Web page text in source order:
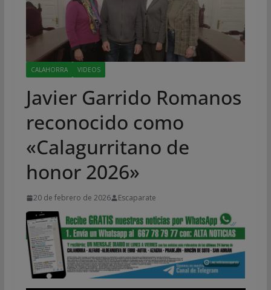
CALAHORRA VIDEOS
Javier Garrido Romanos
reconocido como
«Calagurritano de
honor 2026»
20 de febrero de 2026 Escaparate